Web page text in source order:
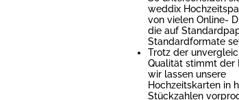
weddix
von vielen Online-
die auf
Standardformate
Trotz der
Qualität stimmt der
wir lassen unsere
Hochzeitskarten in
Stückzahlen